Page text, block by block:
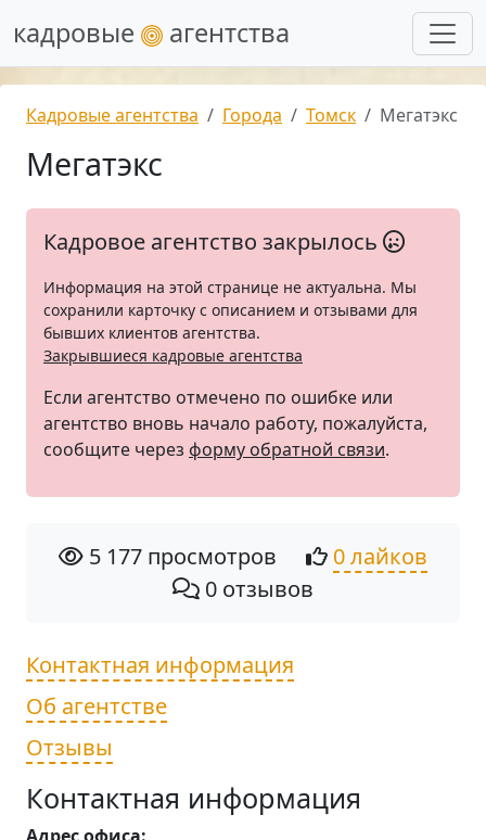
кадровые агентства
Кадровые агентства Города Томск Мегатэкс
Мегатэкс
Кадровое агентство закрылось
Информация на этой странице не актуальна. Мы
сохранили карточку с описанием и отзывами для
бывших клиентов агентства.
Закрывшиеся кадровые агентства
Если агентство отмечено по ошибке или
агентство вновь начало работу, пожалуйста,
сообщите через форму обратной связи.
5 177 просмотров
0 лайков
0 отзывов
Контактная информация
Об агентстве
Отзывы
Контактная информация